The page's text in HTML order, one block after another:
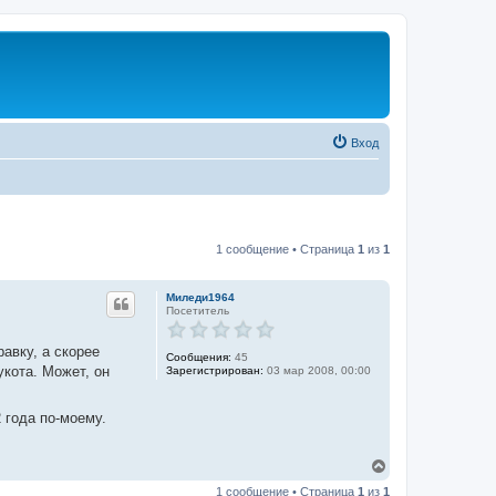
Вход
1 сообщение • Страница 1 из 1
Миледи1964
Посетитель
Сообщения: 45
Зарегистрирован: 03 мар 2008, 00:00
а скорее
Может, он
по-моему.
1 сообщение • Страница 1 из 1